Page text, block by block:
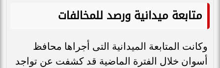
متابعة ميدانية ورصد للمخالفات
وكانت المتابعة الميدانية التى أجراها محافظ
أسوان خلال الفترة الماضية قد كشفت عن تواجد